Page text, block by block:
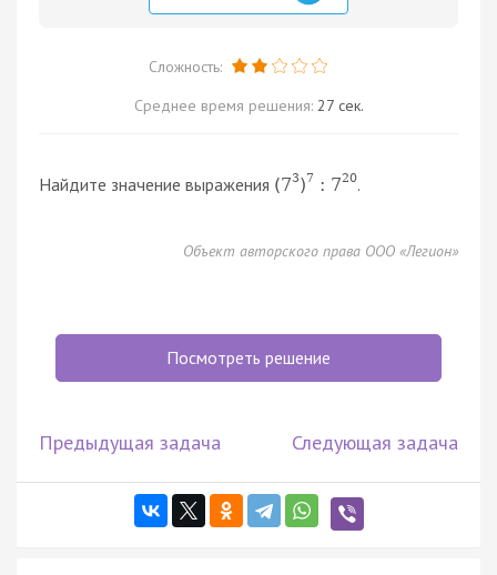
Сложность:
Среднее время решения: 27 сек.
Найдите значение выражения (73)7 : 720.
Объект авторского права ООО «Легион»
Посмотреть решение
Предыдущая задача Следующая задача